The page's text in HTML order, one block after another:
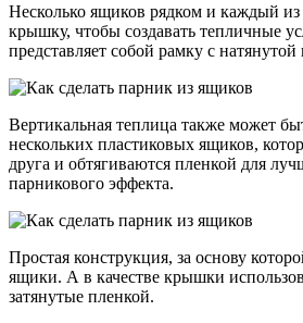
Несколько ящиков рядком и каждый из
крышку, чтобы создавать тепличные
представляет собой рамку с
Вертикальная теплица также может
нескольких пластиковых ящиков,
друга и обтягиваются пленкой для
парникового эффекта.
Простая конструкция, за основу
ящики. А в качестве крышки
затянутые пленкой.